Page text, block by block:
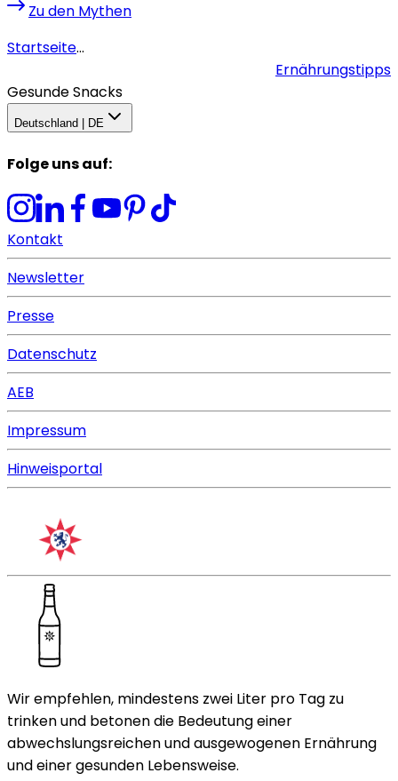
Zu den Mythen
Startseite...
Ernährungstipps
Gesunde Snacks
Deutschland | DE
Folge uns auf:
Kontakt
Newsletter
Presse
Datenschutz
AEB
Impressum
Hinweisportal
Wir empfehlen, mindestens zwei Liter pro Tag zu
trinken und betonen die Bedeutung einer
abwechslungsreichen und ausgewogenen Ernährung
und einer gesunden Lebensweise.